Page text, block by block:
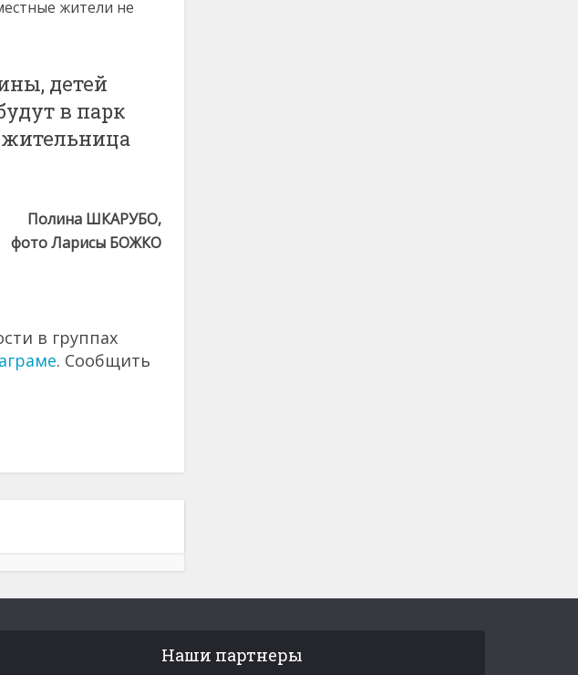
жители не
детей
в парк
жительница
Полина ШКАРУБО,
фото Ларисы БОЖКО
в группах
. Сообщить
Наши партнеры